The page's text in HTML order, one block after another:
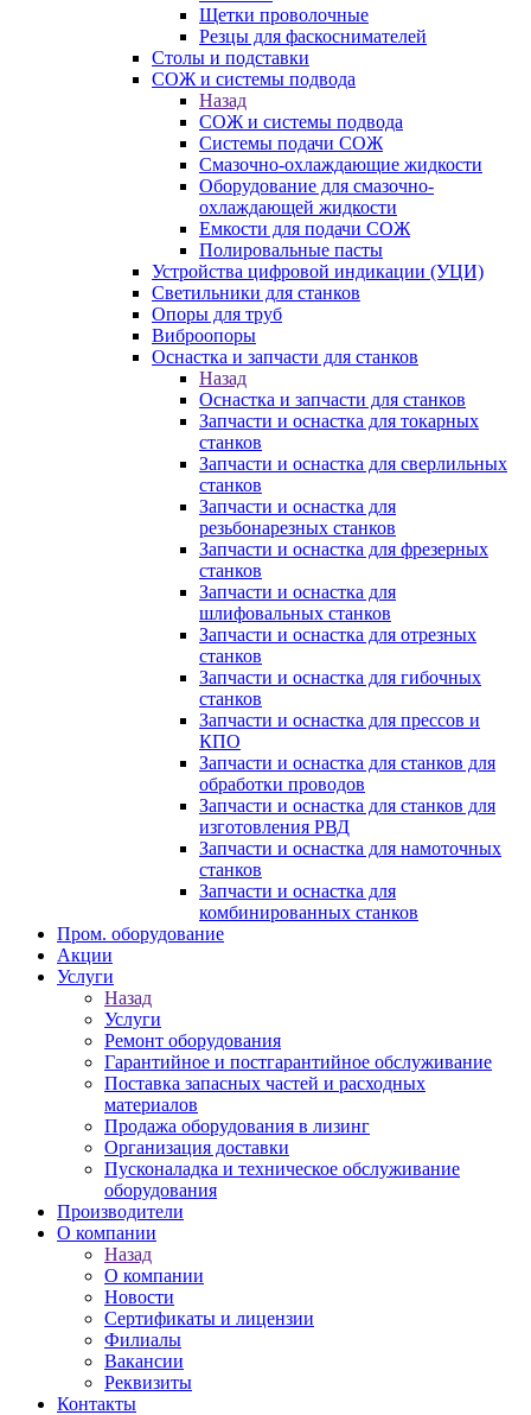
Щетки проволочные
Резцы для фаскоснимателей
Столы и подставки
СОЖ и системы подвода
Назад
СОЖ и системы подвода
Системы подачи СОЖ
Смазочно-охлаждающие жидкости
Оборудование для смазочно-
охлаждающей жидкости
Емкости для подачи СОЖ
Полировальные пасты
Устройства цифровой индикации (УЦИ)
Светильники для станков
Опоры для труб
Виброопоры
Оснастка и запчасти для станков
Назад
Оснастка и запчасти для станков
Запчасти и оснастка для токарных
станков
Запчасти и оснастка для сверлильных
станков
Запчасти и оснастка для
резьбонарезных станков
Запчасти и оснастка для фрезерных
станков
Запчасти и оснастка для
шлифовальных станков
Запчасти и оснастка для отрезных
станков
Запчасти и оснастка для гибочных
станков
Запчасти и оснастка для прессов и
КПО
Запчасти и оснастка для станков для
обработки проводов
Запчасти и оснастка для станков для
изготовления РВД
Запчасти и оснастка для намоточных
станков
Запчасти и оснастка для
комбинированных станков
Пром. оборудование
Акции
Услуги
Назад
Услуги
Ремонт оборудования
Гарантийное и постгарантийное обслуживание
Поставка запасных частей и расходных
материалов
Продажа оборудования в лизинг
Организация доставки
Пусконаладка и техническое обслуживание
оборудования
Производители
О компании
Назад
О компании
Новости
Сертификаты и лицензии
Филиалы
Вакансии
Реквизиты
Контакты